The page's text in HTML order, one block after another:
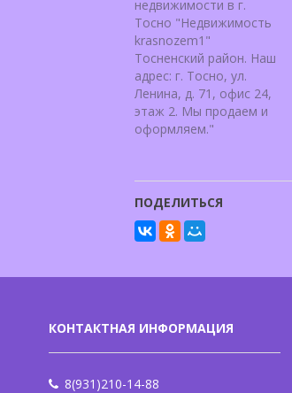
недвижимости в г.
Тосно "Недвижимость
krasnozem1"
Тосненский район. Наш
адрес: г. Тосно, ул.
Ленина, д. 71, офис 24,
этаж 2. Мы продаем и
оформляем."
ПОДЕЛИТЬСЯ
КОНТАКТНАЯ ИНФОРМАЦИЯ
8(931)210-14-88